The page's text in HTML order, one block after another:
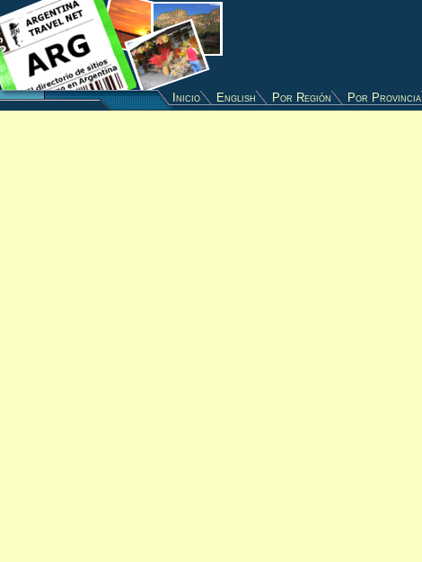
Inicio English Por Región Por Provincia